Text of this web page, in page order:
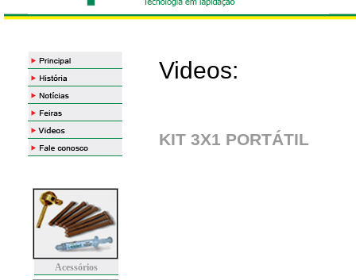
Acessórios
Videos:
KIT 3X1 PORTÁTIL